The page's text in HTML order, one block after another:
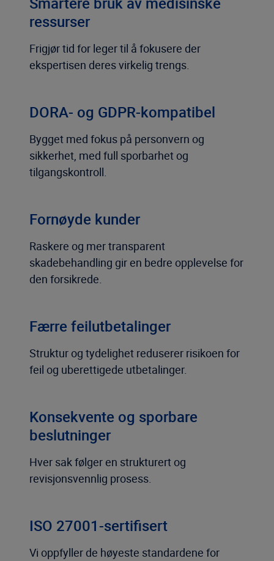
ressurser
Frigjør tid for leger til å fokusere der
ekspertisen deres virkelig trengs.
DORA- og GDPR-kompatibel
Bygget med fokus på personvern og
sikkerhet, med full sporbarhet og
tilgangskontroll.
Fornøyde kunder
Raskere og mer transparent
skadebehandling gir en bedre opplevelse for
den forsikrede.
Færre feilutbetalinger
Struktur og tydelighet reduserer risikoen for
feil og uberettigede utbetalinger.
Konsekvente og sporbare
beslutninger
Hver sak følger en strukturert og
revisjonsvennlig prosess.
ISO 27001-sertifisert
Vi oppfyller de høyeste standardene for